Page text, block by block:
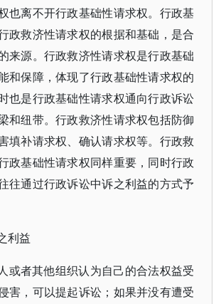
也离不开行政基础性请求权。行政基
政救济性请求权的根据和基础，是合
来源。行政救济性请求权是行政基础
和保障，体现了行政基础性请求权的
也是行政基础性请求权通向行政诉讼
和纽带。行政救济性请求权包括防御
填补请求权、确认请求权等。行政救
政基础性请求权同样重要，同时行政
往通过行政诉讼中诉之利益的方式予
利益
或者其他组织认为自己的合法权益受
害，可以提起诉讼；如果并没有遭受